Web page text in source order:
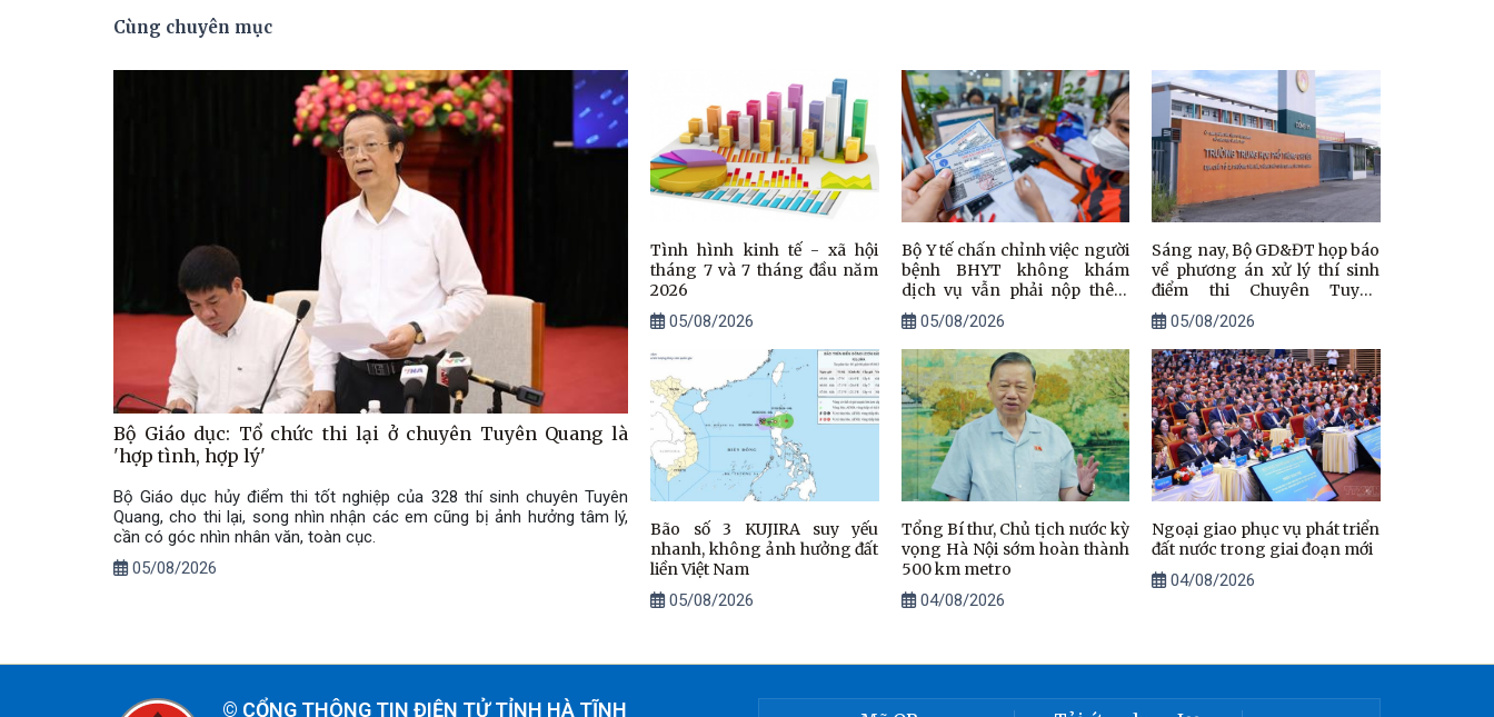
Cùng chuyên mục
Bộ Giáo dục: Tổ chức thi lại ở chuyên Tuyên Quang là
'hợp tình, hợp lý'
Bộ Giáo dục hủy điểm thi tốt nghiệp của 328 thí sinh chuyên Tuyên
Quang, cho thi lại, song nhìn nhận các em cũng bị ảnh hưởng tâm lý,
cần có góc nhìn nhân văn, toàn cục.
05/08/2026
Tình hình kinh tế - xã hội
tháng 7 và 7 tháng đầu năm
2026
05/08/2026
Bộ Y tế chấn chỉnh việc người
bệnh BHYT không khám
dịch vụ vẫn phải nộp thêm
tiền
05/08/2026
Sáng nay, Bộ GD&ĐT họp báo
về phương án xử lý thí sinh
điểm thi Chuyên Tuyên
Quang
05/08/2026
Bão số 3 KUJIRA suy yếu
nhanh, không ảnh hưởng đất
liền Việt Nam
05/08/2026
Tổng Bí thư, Chủ tịch nước kỳ
vọng Hà Nội sớm hoàn thành
500 km metro
04/08/2026
Ngoại giao phục vụ phát triển
đất nước trong giai đoạn mới
04/08/2026
© CỔNG THÔNG TIN ĐIỆN TỬ TỈNH HÀ TĨNH